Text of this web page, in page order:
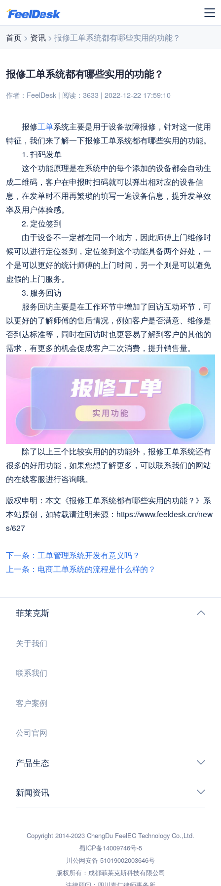
首页 > 资讯 > 报修工单系统都有哪些实用的功能？
报修工单系统都有哪些实用的功能？
作者：FeelDesk | 阅读：3633 | 2022-12-22 17:59:10
报修工单系统主要是用于设备故障报修，针对这一使用
特征，我们来了解一下报修工单系统都有哪些实用的功能。
1. 扫码发单
这个功能原理是在系统中的每个添加的设备都会自动生
成二维码，客户在申报时扫码就可以弹出相对应的设备信
息，在发单时不用再繁琐的填写一遍设备信息，提升发单效
率及用户体验感。
2. 定位签到
由于设备不一定都在同一个地方，因此师傅上门维修时
候可以进行定位签到，定位签到这个功能具备两个好处，一
个是可以更好的统计师傅的上门时间，另一个则是可以避免
虚假的上门服务。
3. 服务回访
服务回访主要是在工作环节中增加了回访互动环节，可
以更好的了解师傅的售后情况，例如客户是否满意、维修是
否到达标准等，同时在回访时也更容易了解到客户的其他的
需求，有更多的机会促成客户二次消费，提升销售量。
除了以上三个比较实用的的功能外，报修工单系统还有
很多的好用功能，如果您想了解更多，可以联系我们的网站
的在线客服进行咨询哦。
版权申明：本文《报修工单系统都有哪些实用的功能？》系
本站原创，如转载请注明来源：https://www.feeldesk.cn/new
s/627
下一条：工单管理系统开发有意义吗？
上一条：电商工单系统的流程是什么样的？
菲莱克斯
关于我们
联系我们
客户案例
公司官网
产品生态
新闻资讯
Copyright 2014-2023 ChengDu FeelEC Technology Co.,Ltd.
蜀ICP备14009746号-5
川公网安备 51019002003646号
版权所有：成都菲莱克斯科技有限公司